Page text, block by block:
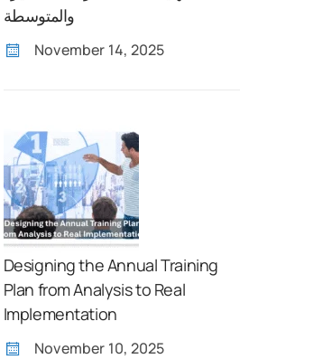
والمتوسطة
November 14, 2025
Designing the Annual Training
Plan from Analysis to Real
Implementation
November 10, 2025